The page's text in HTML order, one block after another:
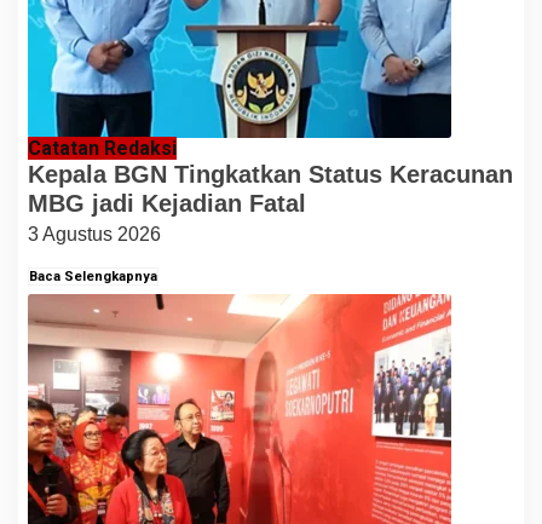
Catatan Redaksi
Kepala BGN Tingkatkan Status Keracunan
MBG jadi Kejadian Fatal
3 Agustus 2026
Baca Selengkapnya